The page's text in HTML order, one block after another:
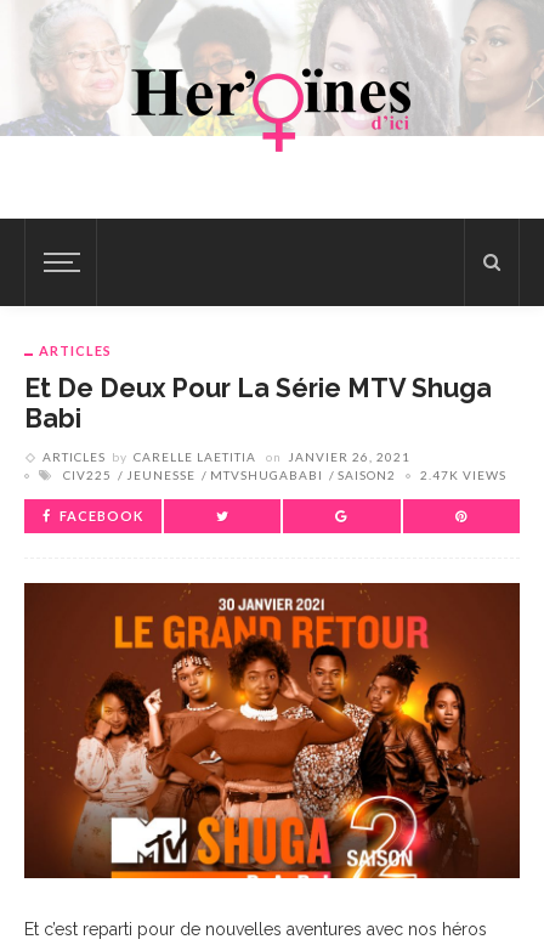
ARTICLES
Et De Deux Pour La Série MTV Shuga
Babi
ARTICLES by CARELLE LAETITIA on
JANVIER 26, 2021
CIV225
JEUNESSE MTVSHUGABABI SAISON2 2.47K VIEWS
FACEBOOK
Et c’est reparti pour de nouvelles aventures avec nos héros